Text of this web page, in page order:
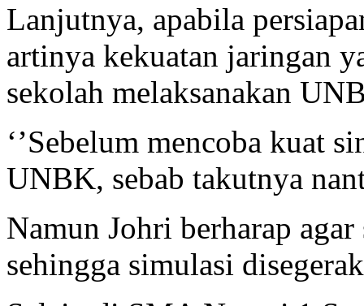
Lanjutnya, apabila
artinya kekuatan jaringan
sekolah melaksanakan
‘’Sebelum mencoba kuat
UNBK, sebab takutnya
Namun Johri berharap
sehingga simulasi